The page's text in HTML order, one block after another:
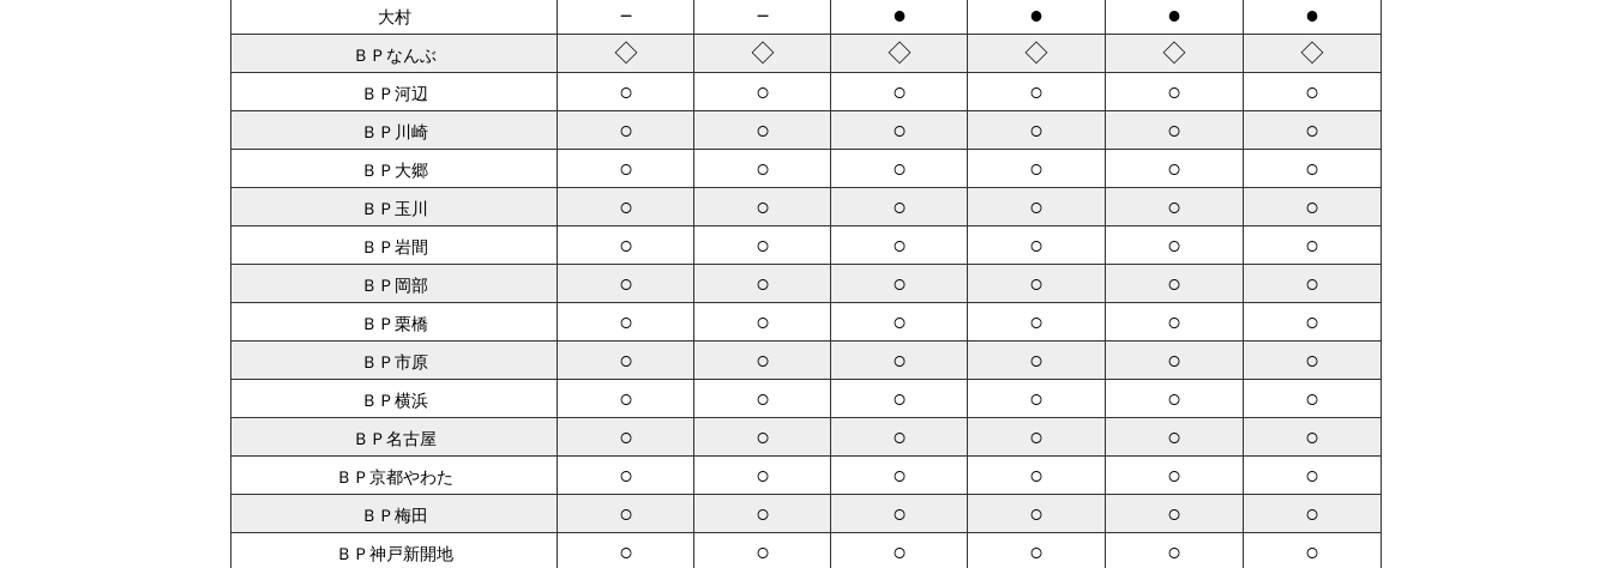
大村 － － ● ● ● ●
ＢＰなんぶ ◇ ◇ ◇ ◇ ◇ ◇
ＢＰ河辺 ○ ○ ○ ○ ○ ○
ＢＰ川崎 ○ ○ ○ ○ ○ ○
ＢＰ大郷 ○ ○ ○ ○ ○ ○
ＢＰ玉川 ○ ○ ○ ○ ○ ○
ＢＰ岩間 ○ ○ ○ ○ ○ ○
ＢＰ岡部 ○ ○ ○ ○ ○ ○
ＢＰ栗橋 ○ ○ ○ ○ ○ ○
ＢＰ市原 ○ ○ ○ ○ ○ ○
ＢＰ横浜 ○ ○ ○ ○ ○ ○
ＢＰ名古屋 ○ ○ ○ ○ ○ ○
ＢＰ京都やわた ○ ○ ○ ○ ○ ○
ＢＰ梅田 ○ ○ ○ ○ ○ ○
ＢＰ神戸新開地 ○ ○ ○ ○ ○ ○